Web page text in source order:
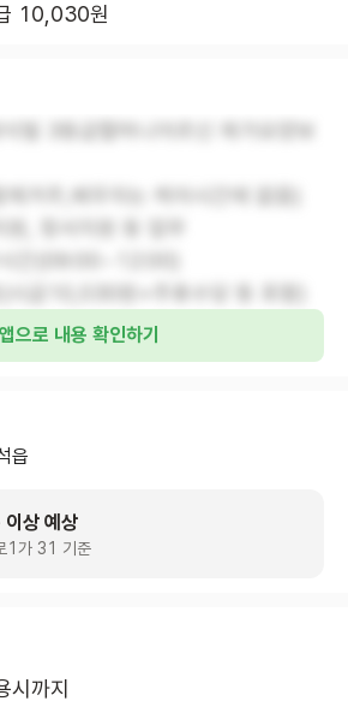
10,030원
빌 3등급할머니어르신 재가요양보
, 정서지원 등 업무
간(09:00~12:00)
급10,030원+주휴수당 등 포함)
앱으로 내용 확인하기
읍
상 예상
1가 31 기준
시까지